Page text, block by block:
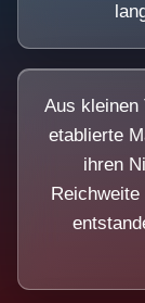
Aus kleinen
etablierte
ihren